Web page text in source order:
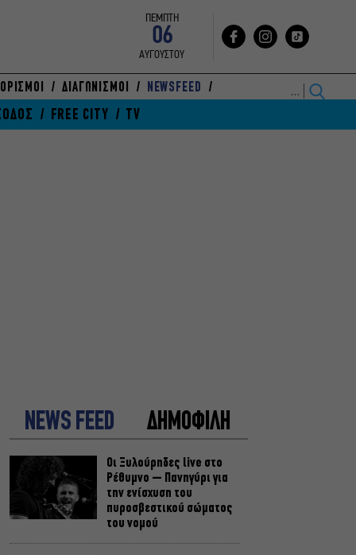
ΠΕΜΠΤΗ
06
ΑΥΓΟΥΣΤΟΥ
ΔΙΑΓΩΝΙΣΜΟΙ NEWSFEED
FREE CITY TV
NEWS FEED ΔΗΜΟΦΙΛΗ
Οι Ξυλούρηδες live στο
Ρέθυμνο – Πανηγύρι για
την ενίσχυση του
πυροσβεστικού σώματος
του νομού